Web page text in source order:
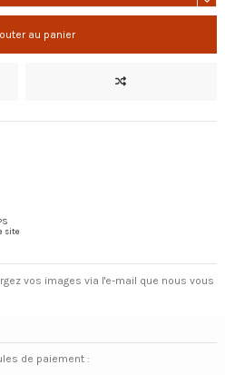
au panier
site
vos images via l'e-mail que nous vous
de paiement :